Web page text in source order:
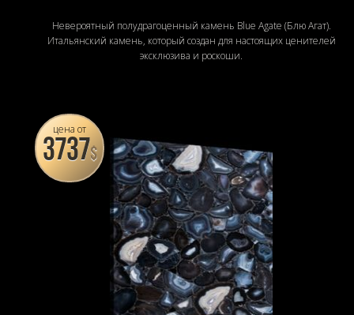
Невероятный полудрагоценный камень Blue Agate (Блю Агат).
Итальянский камень, который создан для настоящих ценителей
эксклюзива и роскоши.
цена от
3737$